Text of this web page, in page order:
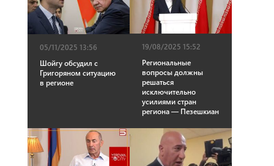
05/11/2025 13:56
Шойгу обсудил с
Григоряном ситуацию
в регионе
19/08/2025 15:52
Региональные
вопросы должны
решаться
исключительно
усилиями стран
региона — Пезешкиан